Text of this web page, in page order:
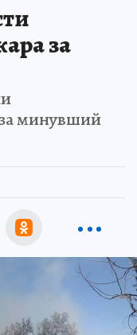
за
минувший